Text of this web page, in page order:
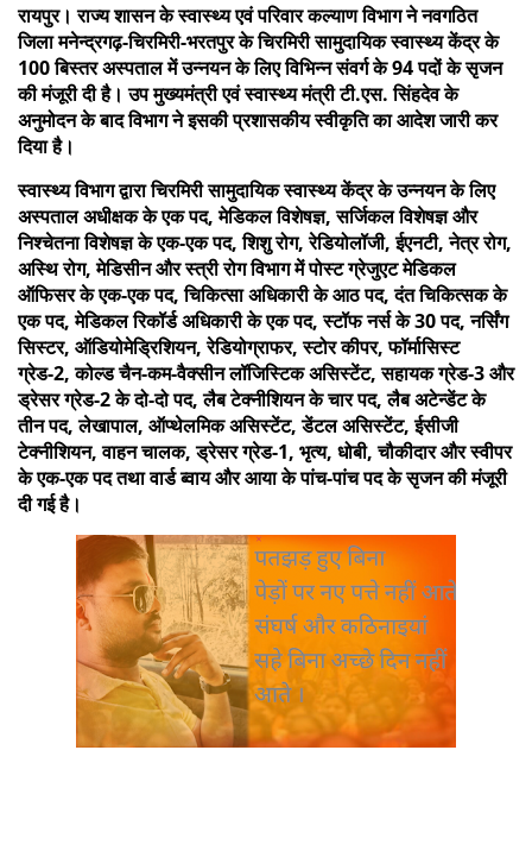
रायपुर। राज्य शासन के स्वास्थ्य एवं परिवार कल्याण विभाग ने नवगठित
जिला मनेन्द्रगढ़-चिरमिरी-भरतपुर के चिरमिरी सामुदायिक स्वास्थ्य केंद्र के
100 बिस्तर अस्पताल में उन्नयन के लिए विभिन्न संवर्ग के 94 पदों के सृजन
की मंजूरी दी है। उप मुख्यमंत्री एवं स्वास्थ्य मंत्री टी.एस. सिंहदेव के
अनुमोदन के बाद विभाग ने इसकी प्रशासकीय स्वीकृति का आदेश जारी कर
दिया है।
स्वास्थ्य विभाग द्वारा चिरमिरी सामुदायिक स्वास्थ्य केंद्र के उन्नयन के लिए
अस्पताल अधीक्षक के एक पद, मेडिकल विशेषज्ञ, सर्जिकल विशेषज्ञ और
निश्चेतना विशेषज्ञ के एक-एक पद, शिशु रोग, रेडियोलॉजी, ईएनटी, नेत्र रोग,
अस्थि रोग, मेडिसीन और स्त्री रोग विभाग में पोस्ट ग्रेजुएट मेडिकल
ऑफिसर के एक-एक पद, चिकित्सा अधिकारी के आठ पद, दंत चिकित्सक के
एक पद, मेडिकल रिकॉर्ड अधिकारी के एक पद, स्टॉफ नर्स के 30 पद, नर्सिंग
सिस्टर, ऑडियोमेड्रिशियन, रेडियोग्राफर, स्टोर कीपर, फॉर्मासिस्ट
ग्रेड-2, कोल्ड चैन-कम-वैक्सीन लॉजिस्टिक असिस्टेंट, सहायक ग्रेड-3 और
ड्रेसर ग्रेड-2 के दो-दो पद, लैब टेक्नीशियन के चार पद, लैब अटेन्डेंट के
तीन पद, लेखापाल, ऑप्थेलमिक असिस्टेंट, डेंटल असिस्टेंट, ईसीजी
टेक्नीशियन, वाहन चालक, ड्रेसर ग्रेड-1, भृत्य, धोबी, चौकीदार और स्वीपर
के एक-एक पद तथा वार्ड ब्वाय और आया के पांच-पांच पद के सृजन की मंजूरी
दी गई है।